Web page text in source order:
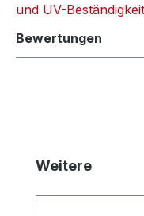
und UV-
Bewertungen
Produktgalerie
Weitere